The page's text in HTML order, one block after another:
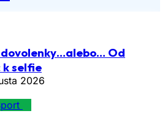
Od
selfie
2026